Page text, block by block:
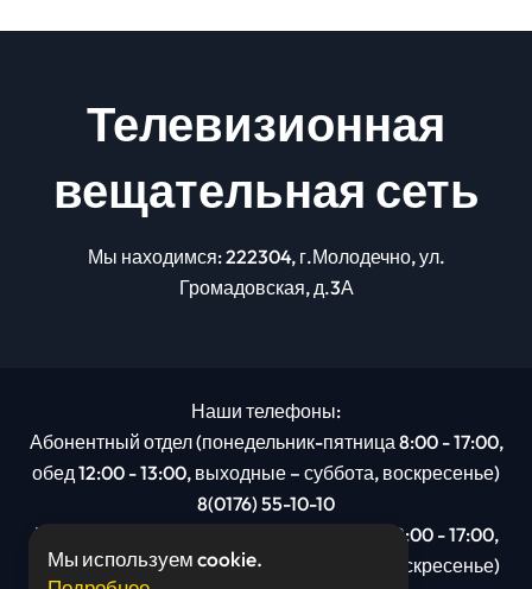
Телевизионная
вещательная сеть
Мы находимся: 222304, г.Молодечно, ул.
Громадовская, д.3А
Наши телефоны:
Абонентный отдел (понедельник-пятница 8:00 - 17:00,
обед 12:00 - 13:00, выходные – суббота, воскресенье)
8(0176) 55-10-10
Рекламный отдел (понедельник-пятница 8:00 - 17:00,
обед 12:00 - 13:00, выходные – суббота, воскресенье)
Мы используем cookie.